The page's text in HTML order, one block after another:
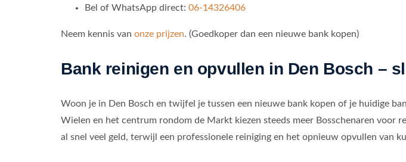
Bel of WhatsApp direct: 06-14326406
Neem kennis van onze prijzen. (Goedkoper dan een nieuwe bank kopen)
Bank reinigen en opvullen in Den Bosch –
Woon je in Den Bosch en twijfel je tussen een nieuwe bank kopen of je huidige
Wielen en het centrum rondom de Markt kiezen steeds meer Bosschenaren voor
al snel veel geld, terwijl een professionele reiniging en het opnieuw opvullen van